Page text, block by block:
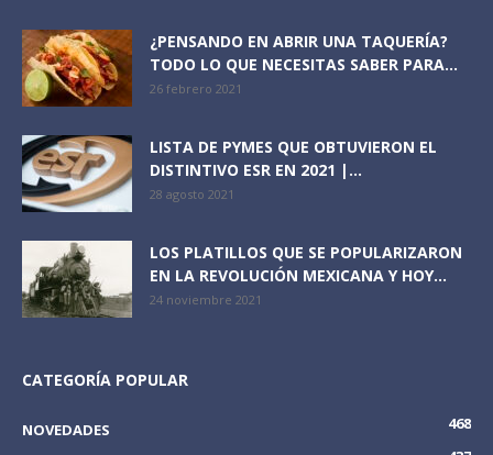
¿PENSANDO EN ABRIR UNA TAQUERÍA?
TODO LO QUE NECESITAS SABER PARA...
26 febrero 2021
LISTA DE PYMES QUE OBTUVIERON EL
DISTINTIVO ESR EN 2021 |...
28 agosto 2021
LOS PLATILLOS QUE SE POPULARIZARON
EN LA REVOLUCIÓN MEXICANA Y HOY...
24 noviembre 2021
CATEGORÍA POPULAR
NOVEDADES
468